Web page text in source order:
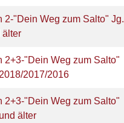
2-"Dein Weg zum Salto" Jg.
älter
2+3-"Dein Weg zum Salto"
2017/2016
2+3-"Dein Weg zum Salto"
älter